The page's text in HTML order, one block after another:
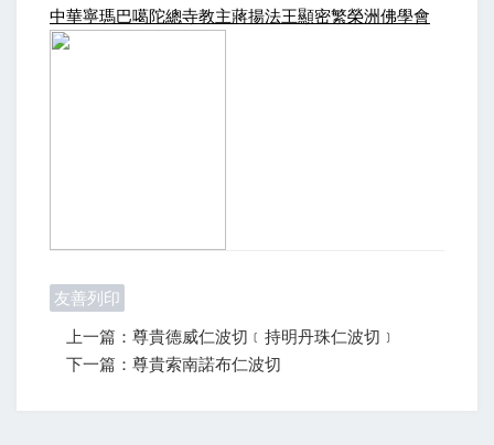
中華寧瑪巴噶陀總寺教主蔣揚法王顯密繁榮洲佛學會
友善列印
上一篇：尊貴德威仁波切﹝持明丹珠仁波切﹞
下一篇：尊貴索南諾布仁波切